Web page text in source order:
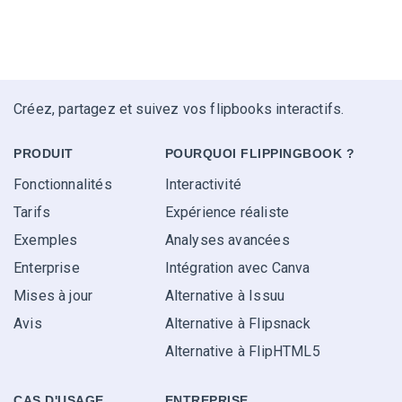
Créez, partagez et suivez vos flipbooks interactifs.
PRODUIT
Fonctionnalités
Tarifs
Exemples
Enterprise
Mises à jour
Avis
POURQUOI FLIPPINGBOOK ?
Interactivité
Expérience réaliste
Analyses avancées
Intégration avec Canva
Alternative à Issuu
Alternative à Flipsnack
Alternative à FlipHTML5